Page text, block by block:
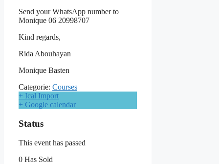
Send your WhatsApp number to
Monique 06 20998707
Kind regards,
Rida Abouhayan
Monique Basten
Categorie: Courses
+ Ical Import
+ Google calendar
Status
This event has passed
0 Has Sold